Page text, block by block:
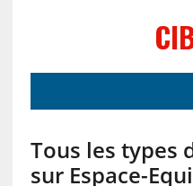
Tous les types
sur Espace-